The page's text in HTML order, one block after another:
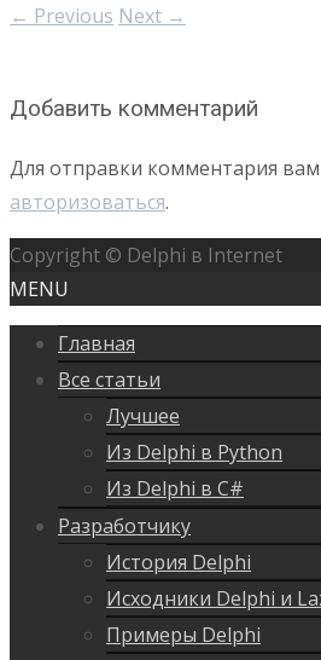
← Previous Next →
Добавить комментарий
Для отправки комментария
авторизоваться.
Copyright © Delphi в Internet
MENU
Главная
Все статьи
Лучшее
Из Delphi в Python
Из Delphi в C#
Разработчику
История Delphi
Исходники Delphi и
Примеры Delphi